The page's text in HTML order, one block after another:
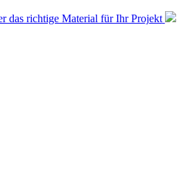
das richtige Material für Ihr Projekt